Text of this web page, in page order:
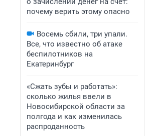
почему верить этому опасно
Восемь сбили, три упали.
Все, что известно об атаке
беспилотников на
Екатеринбург
«Сжать зубы и работать»:
сколько жилья ввели в
Новосибирской области за
полгода и как изменилась
распроданность